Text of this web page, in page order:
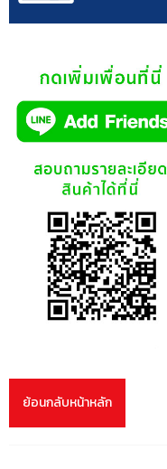
ย้อนกลับหน้าหลัก